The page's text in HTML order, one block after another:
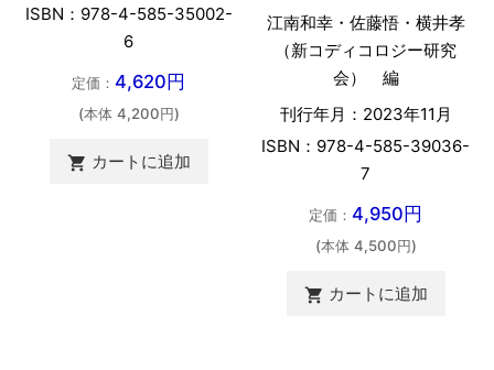
ISBN：978-4-585-35002-
6
定価： 4,620円
(本体 4,200円)
 カートに追加
江南和幸・佐藤悟・横井孝
（新コディコロジー研究
会） 編
刊行年月：2023年11月
ISBN：978-4-585-39036-
7
定価： 4,950円
(本体 4,500円)
 カートに追加